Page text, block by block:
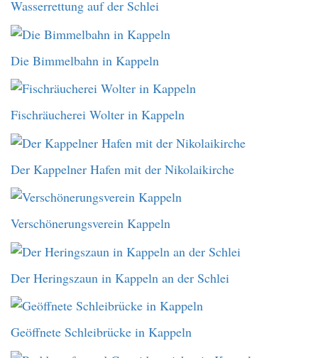
Wasserrettung auf der Schlei
Die Bimmelbahn in Kappeln
Fischräucherei Wolter in Kappeln
Der Kappelner Hafen mit der Nikolaikirche
Verschönerungsverein Kappeln
Der Heringszaun in Kappeln an der Schlei
Geöffnete Schleibrücke in Kappeln